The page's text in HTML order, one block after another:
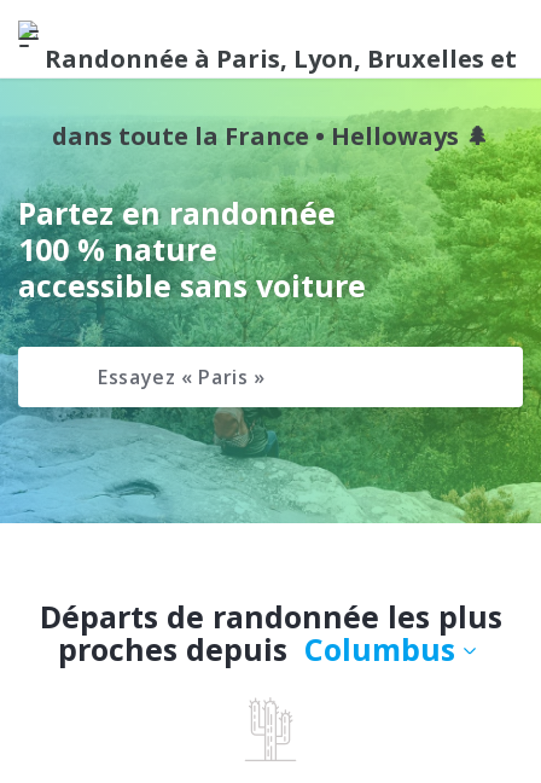
Partez en randonnée
100 % nature
accessible sans voiture
Départs de randonnée les plus
proches depuis Columbus